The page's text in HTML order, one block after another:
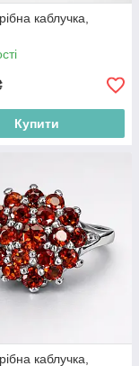
каблучка,
Купити
каблучка,